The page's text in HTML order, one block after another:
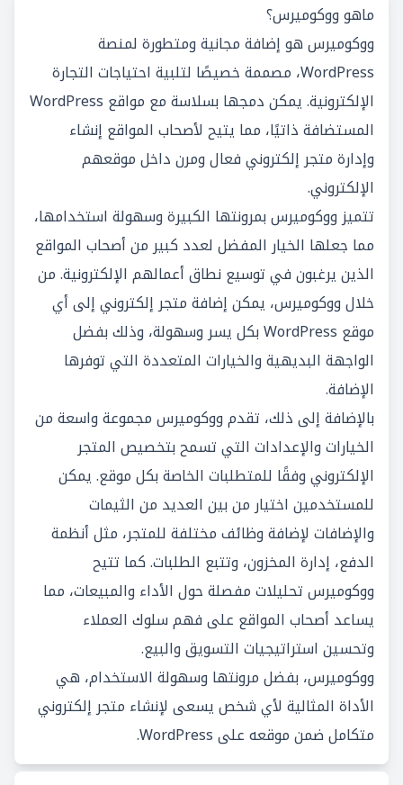
ماهو ووكوميرس؟
ووكوميرس هو إضافة مجانية ومتطورة لمنصة
WordPress، مصممة خصيصًا لتلبية احتياجات التجارة
الإلكترونية. يمكن دمجها بسلاسة مع مواقع WordPress
المستضافة ذاتيًا، مما يتيح لأصحاب المواقع إنشاء
وإدارة متجر إلكتروني فعال ومرن داخل موقعهم
الإلكتروني.
تتميز ووكوميرس بمرونتها الكبيرة وسهولة استخدامها،
مما جعلها الخيار المفضل لعدد كبير من أصحاب المواقع
الذين يرغبون في توسيع نطاق أعمالهم الإلكترونية. من
خلال ووكوميرس، يمكن إضافة متجر إلكتروني إلى أي
موقع WordPress بكل يسر وسهولة، وذلك بفضل
الواجهة البديهية والخيارات المتعددة التي توفرها
الإضافة.
بالإضافة إلى ذلك، تقدم ووكوميرس مجموعة واسعة من
الخيارات والإعدادات التي تسمح بتخصيص المتجر
الإلكتروني وفقًا للمتطلبات الخاصة بكل موقع. يمكن
للمستخدمين اختيار من بين العديد من الثيمات
والإضافات لإضافة وظائف مختلفة للمتجر، مثل أنظمة
الدفع، إدارة المخزون، وتتبع الطلبات. كما تتيح
ووكوميرس تحليلات مفصلة حول الأداء والمبيعات، مما
يساعد أصحاب المواقع على فهم سلوك العملاء
وتحسين استراتيجيات التسويق والبيع.
ووكوميرس، بفضل مرونتها وسهولة الاستخدام، هي
الأداة المثالية لأي شخص يسعى لإنشاء متجر إلكتروني
متكامل ضمن موقعه على WordPress.